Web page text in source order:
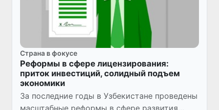
Страна в фокусе
Реформы в сфере лицензирования:
приток инвестиций, солидный подъем
экономики
За последние годы в Узбекистане проведены